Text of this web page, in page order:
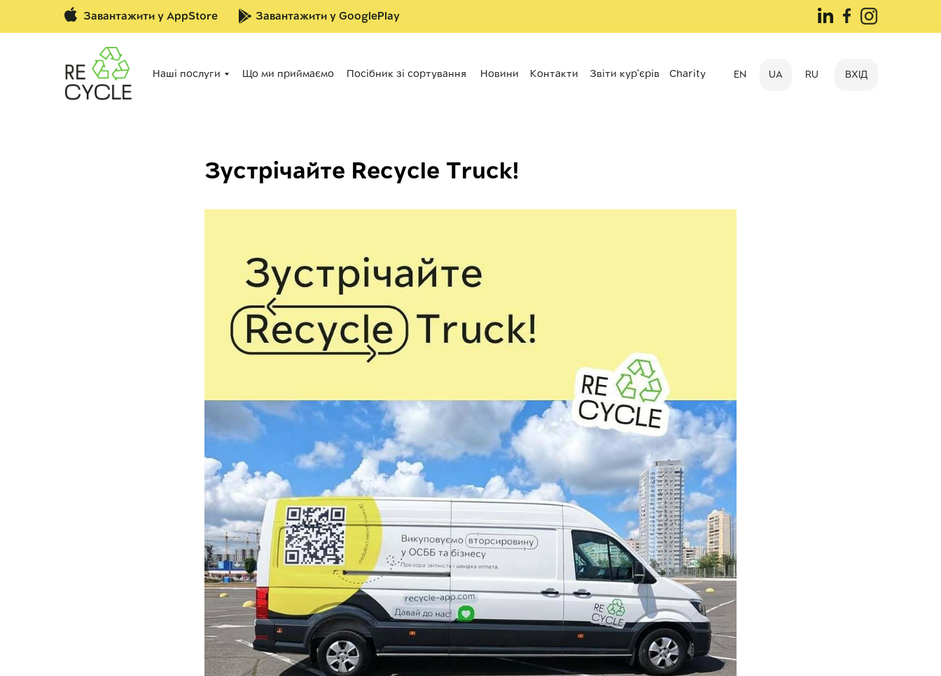
ВХІД
RU
EN UA
Звіти кур'єрів Charity
Що ми приймаємо
Наші послуги Посібник зі сортування Новини Контакти
Завантажити у AppStore Завантажити у GooglePlay
Зустрічайте Recycle Truck!